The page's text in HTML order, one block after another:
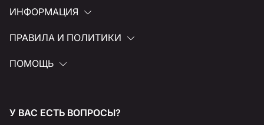
ИНФОРМАЦИЯ
ПРАВИЛА И ПОЛИТИКИ
ПОМОЩЬ
У ВАС ЕСТЬ ВОПРОСЫ?